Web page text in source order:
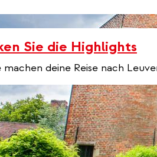
Sie die Highlights
deine Reise nach